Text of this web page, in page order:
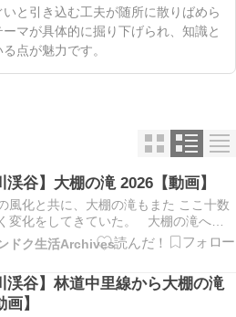
と引き込む工夫が随所に散りばめら
マが具体的に掘り下げられ、知識と
点が魅力です。
渓谷】大棚の滝 2026【動画】
風化と共に、大棚の滝もまた ここ十数
変化をしてきていた。 大棚の滝へと
『泳ぐのは、やめましょう。』の標識
見たのが、もう15年も前の事。 そんな標
。 そして須津川渓谷の上流では…
ドク生活Archives
渓谷】林道中里線から大棚の滝
】